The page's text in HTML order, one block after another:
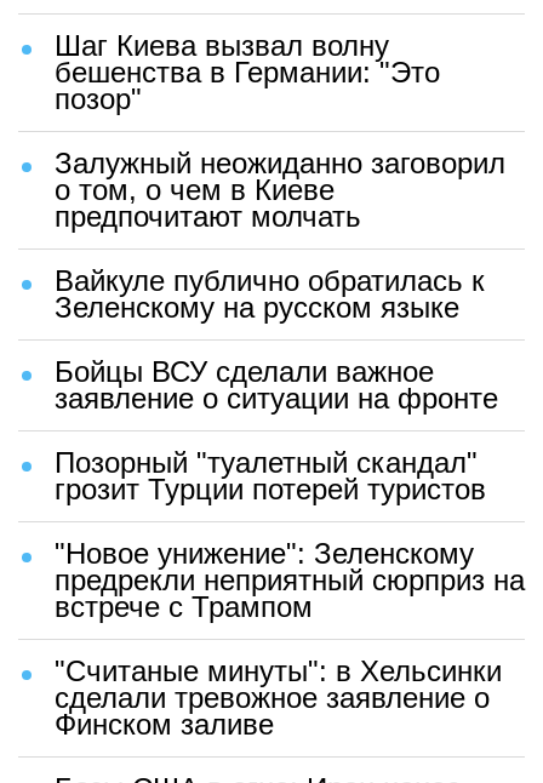
Шаг Киева вызвал волну
бешенства в Германии: "Это
позор"
Залужный неожиданно заговорил
о том, о чем в Киеве
предпочитают молчать
Вайкуле публично обратилась к
Зеленскому на русском языке
Бойцы ВСУ сделали важное
заявление о ситуации на фронте
Позорный "туалетный скандал"
грозит Турции потерей туристов
"Новое унижение": Зеленскому
предрекли неприятный сюрприз на
встрече с Трампом
"Считаные минуты": в Хельсинки
сделали тревожное заявление о
Финском заливе